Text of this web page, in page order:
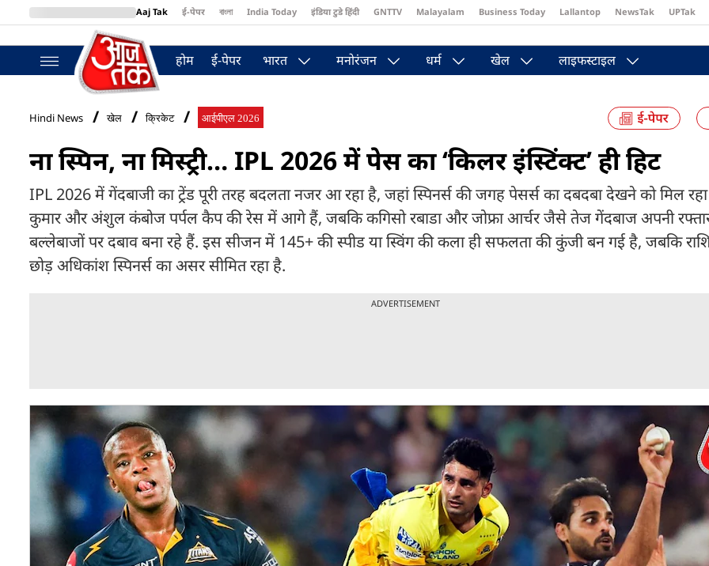
Aaj Tak ई-पेपर বাংলা India Today इंडिया टुडे हिंदी GNTTV Malayalam Business Today Lallantop NewsTak UPTak
BT Bazaar
होम ई-पेपर भारत मनोरंजन धर्म खेल लाइफस्टाइल
Hindi News खेल क्रिकेट आईपीएल 2026
ना स्पिन, ना मिस्ट्री… IPL 2026 में पेस का ‘किलर इंस्टिंक्ट’ ही हिट
IPL 2026 में गेंदबाजी का ट्रेंड पूरी तरह बदलता नजर आ रहा है, जहां स्पिनर्स की जगह पेसर्स का दबदबा देखने को मिल
कुमार और अंशुल कंबोज पर्पल कैप की रेस में आगे हैं, जबकि कगिसो रबाडा और जोफ्रा आर्चर जैसे तेज गेंदबाज अपनी
बल्लेबाजों पर दबाव बना रहे हैं. इस सीजन में 145+ की स्पीड या स्विंग की कला ही सफलता की कुंजी बन गई है, जबकि
छोड़ अधिकांश स्पिनर्स का असर सीमित रहा है.
ADVERTISEMENT